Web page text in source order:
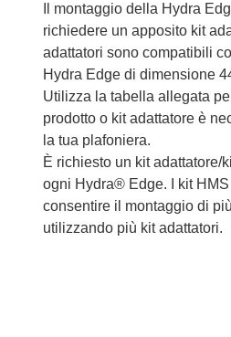
Il montaggio della Hydra
richiedere un apposito kit
adattatori sono compatibili
Hydra Edge di dimensione
Utilizza la tabella allegata
prodotto o kit adattatore è
la tua plafoniera.
È richiesto un kit adattatore/
ogni Hydra® Edge. I kit
consentire il montaggio di
utilizzando più kit adattatori.